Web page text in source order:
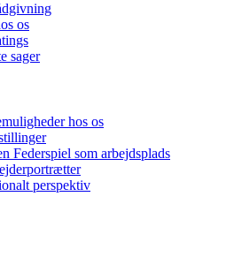
os
sager
hos os
Federspiel som arbejdsplads
perspektiv